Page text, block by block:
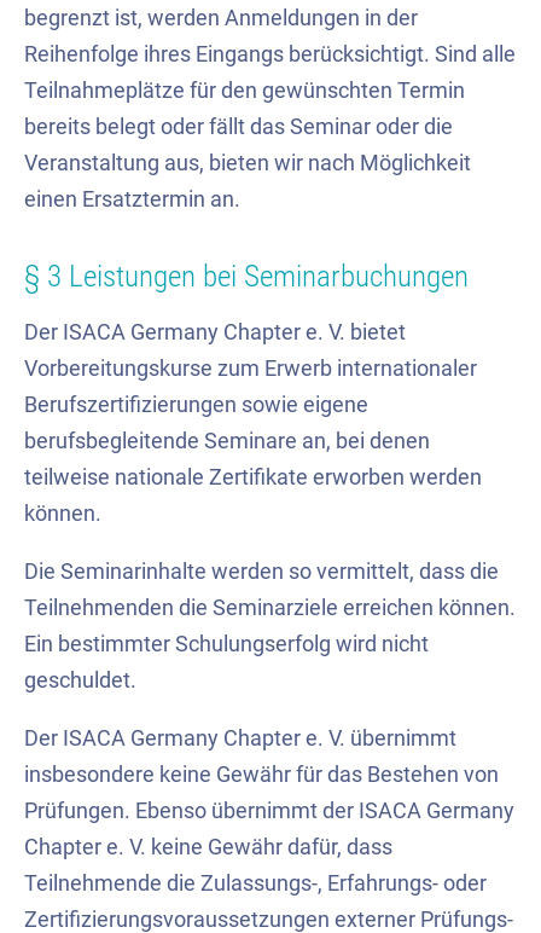
begrenzt ist, werden Anmeldungen in der
Reihenfolge ihres Eingangs berücksichtigt. Sind alle
Teilnahmeplätze für den gewünschten Termin
bereits belegt oder fällt das Seminar oder die
Veranstaltung aus, bieten wir nach Möglichkeit
einen Ersatztermin an.
§ 3 Leistungen bei Seminarbuchungen
Der ISACA Germany Chapter e. V. bietet
Vorbereitungskurse zum Erwerb internationaler
Berufszertifizierungen sowie eigene
berufsbegleitende Seminare an, bei denen
teilweise nationale Zertifikate erworben werden
können.
Die Seminarinhalte werden so vermittelt, dass die
Teilnehmenden die Seminarziele erreichen können.
Ein bestimmter Schulungserfolg wird nicht
geschuldet.
Der ISACA Germany Chapter e. V. übernimmt
insbesondere keine Gewähr für das Bestehen von
Prüfungen. Ebenso übernimmt der ISACA Germany
Chapter e. V. keine Gewähr dafür, dass
Teilnehmende die Zulassungs-, Erfahrungs- oder
Zertifizierungsvoraussetzungen externer Prüfungs-